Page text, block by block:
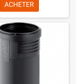
ACHETER